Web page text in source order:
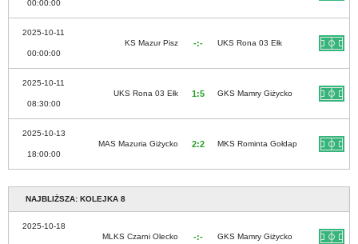
00:00:00
2025-10-11
00:00:00
KS Mazur Pisz -:- UKS Rona 03 Ełk
2025-10-11
08:30:00
UKS Rona 03 Ełk 1:5 GKS Mamry Giżycko
2025-10-13
18:00:00
MAS Mazuria Giżycko 2:2 MKS Rominta Gołdap
NAJBLIŻSZA: KOLEJKA 8
2025-10-18
MLKS Czarni Olecko -:- GKS Mamry Giżycko